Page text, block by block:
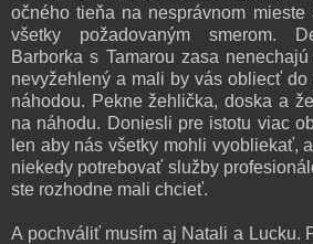
očného tieňa na nesprávnom mieste
všetky požadovaným smerom.
Barborka s Tamarou zasa
nevyžehlený a mali by vás obliecť do
náhodou. Pekne žehlička, doska a
na náhodu. Doniesli pre istotu viac
len aby nás všetky mohli vyobliekať,
niekedy potrebovať služby
ste rozhodne mali chcieť.
A pochváliť musím aj Natali a Lucku.